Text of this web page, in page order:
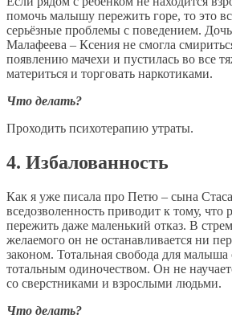
помочь малышу пережить горе, то это
серьёзные проблемы с поведением.
Малафеева – Ксения не смогла
появлению мачехи и пустилась во все
материться и торговать наркотиками.
Что делать?
Проходить психотерапию утраты.
4. Избалованность
Как я уже писала про Петю – сына
вседозволенность приводит к тому, что
пережить даже маленький отказ. В
желаемого он не останавливается ни
законом. Тотальная свобода для малыша
тотальным одиночеством. Он не
со сверстниками и взрослыми людьми.
Что делать?